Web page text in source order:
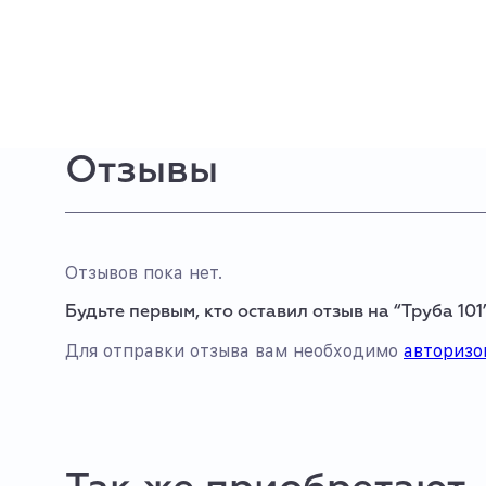
Отзывы
Отзывов пока нет.
Будьте первым, кто оставил отзыв на “Труба
Для отправки отзыва вам необходимо